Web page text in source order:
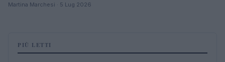
Martina Marchesi · 5 Lug 2026
PIÙ LETTI